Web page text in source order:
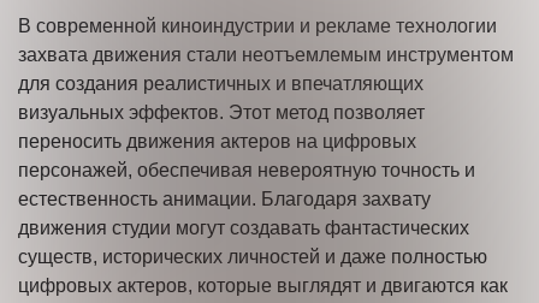
В современной киноиндустрии и рекламе технологии
захвата движения стали неотъемлемым инструментом
для создания реалистичных и впечатляющих
визуальных эффектов. Этот метод позволяет
переносить движения актеров на цифровых
персонажей, обеспечивая невероятную точность и
естественность анимации. Благодаря захвату
движения студии могут создавать фантастических
существ, исторических личностей и даже полностью
цифровых актеров, которые выглядят и двигаются как